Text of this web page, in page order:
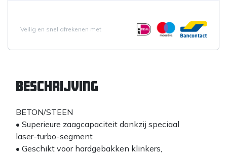
Veilig en snel afrekenen met
Beschrijving
BETON/STEEN
• Superieure zaagcapaciteit dankzij speciaal
laser-turbo-segment
• Geschikt voor hardgebakken klinkers,